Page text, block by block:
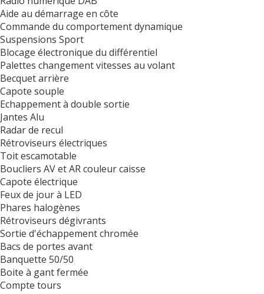
Aide au démarrage en côte
Commande du comportement dynamique
Suspensions Sport
Blocage électronique du différentiel
Palettes changement vitesses au volant
Becquet arrière
Capote souple
Echappement à double sortie
Jantes Alu
Radar de recul
Rétroviseurs électriques
Toit escamotable
Boucliers AV et AR couleur caisse
Capote électrique
Feux de jour à LED
Phares halogènes
Rétroviseurs dégivrants
Sortie d'échappement chromée
Bacs de portes avant
Banquette 50/50
Boite à gant fermée
Compte tours